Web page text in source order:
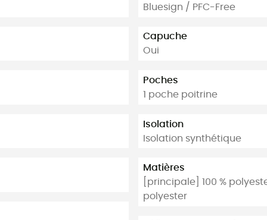
Bluesign / PFC-Free
Capuche
Oui
Poches
1 poche poitrine
Isolation
Isolation synthétique
Matières
[principale] 100 %
polyester